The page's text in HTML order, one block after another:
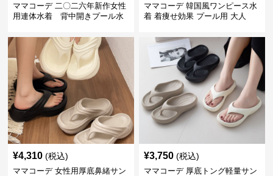
ママコーデ 二〇二六年新作女性
用連体水着 背中開きプール水
ママコーデ 韓国風ワンピース水
着 着痩せ効果 プール用 大人
¥4,310 (税込)
ママコーデ 女性用厚底鼻緒サン
¥3,750 (税込)
ママコーデ 厚底トング軽量サン